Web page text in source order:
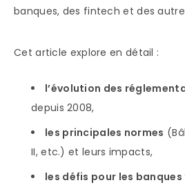
banques, des fintech et des
Cet article explore en détail :
l’évolution des
depuis 2008,
les principales normes
II, etc.) et leurs impacts,
les défis pour les